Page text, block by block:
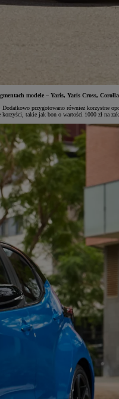
modele – Yaris, Yaris Cross,
przygotowano również
takie jak bon o wartości 1000 zł na